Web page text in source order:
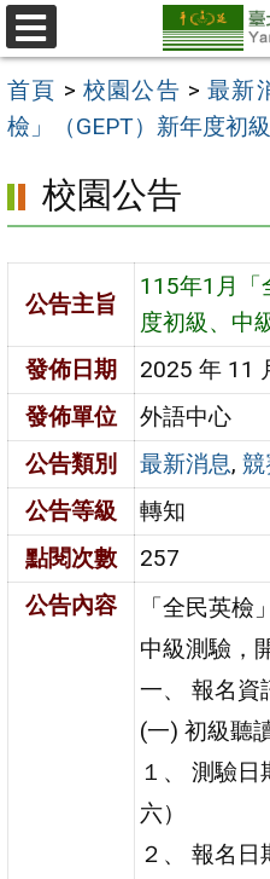
跳
至
主
要
區
選
單
首頁 > 校園公告 >最新
檢」（GEPT）新年度初
校園公告
公告主旨
115年1月「
度初級、中
發佈日期
2025 年 11
發佈單位
外語中心
公告類別
最新消息,
公告等級
轉知
點閱次數
257
公告內容
「全民英檢
中級測驗，
一、 報名資
(一) 初級聽
１、 測驗
六）
２、 報名